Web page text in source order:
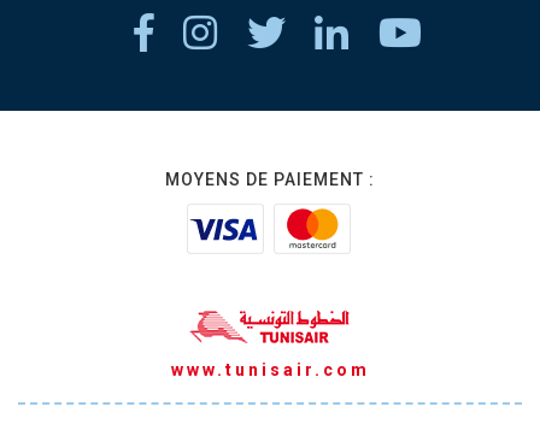
MOYENS DE PAIEMENT :
www.tunisair.com